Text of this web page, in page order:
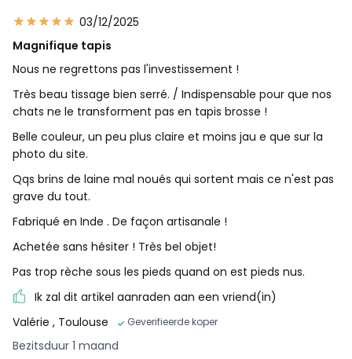
03/12/2025
Magnifique tapis
Nous ne regrettons pas l'investissement !
Très beau tissage bien serré. / Indispensable pour que nos
chats ne le transforment pas en tapis brosse !
Belle couleur, un peu plus claire et moins jau e que sur la
photo du site.
Qqs brins de laine mal noués qui sortent mais ce n'est pas
grave du tout.
Fabriqué en Inde . De façon artisanale !
Achetée sans hésiter ! Très bel objet!
Pas trop rèche sous les pieds quand on est pieds nus.
Ik zal dit artikel aanraden aan een vriend(in)
Valérie , Toulouse Geverifieerde koper
Bezitsduur 1 maand